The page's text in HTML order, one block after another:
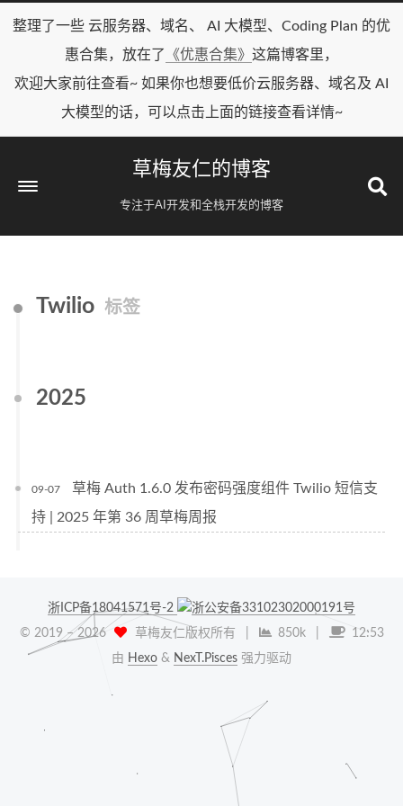
整理了一些 云服务器、域名、 AI 大模型、Coding Plan 的优
惠合集，放在了
《优惠合集》 这篇博客里，
欢迎大家前往查看~ 如果你也想要低价云服务器、域名及 AI
大模型的话，可以点击上面的链接查看详情~
草梅友仁的博客
专注于AI开发和全栈开发的博客
Twilio 标签
2025
09-07
草梅 Auth 1.6.0 发布密码强度组件 Twilio 短信支
持 | 2025 年第 36 周草梅周报
浙ICP备18041571号-2
浙公安备33102302000191号
© 2019 –2026 草梅友仁版权所有 850k
12:53
由 Hexo & NexT.Pisces 强力驱动